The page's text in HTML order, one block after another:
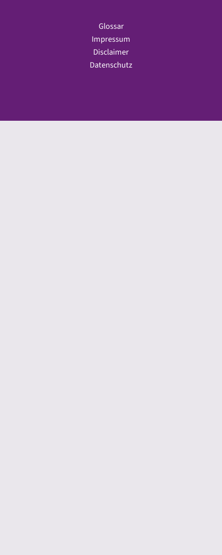
Glossar
Impressum
Disclaimer
Datenschutz